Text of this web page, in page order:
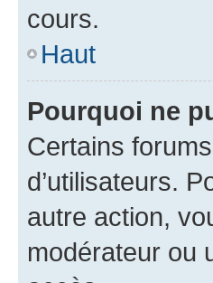
cours.
Haut
Pourquoi ne
Certains
d’utilisateurs.
autre action,
modérateur ou